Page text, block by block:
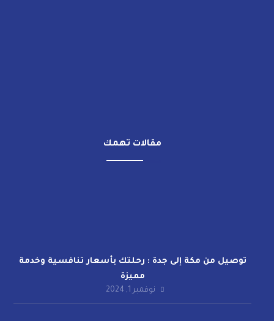
مقالات تهمك
توصيل من مكة إلى جدة : رحلتك بأسعار تنافسية وخدمة
مميزة
نوفمبر 1, 2024